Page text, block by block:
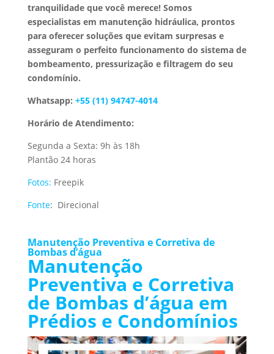
tranquilidade que você merece! Somos
especialistas em manutenção hidráulica, prontos
para oferecer soluções que evitam surpresas e
asseguram o perfeito funcionamento do sistema de
bombeamento, pressurização e filtragem do seu
condomínio.
Whatsapp: +55 (11) 94747-4014
Horário de Atendimento:
Segunda a Sexta: 9h às 18h
Plantão 24 horas
Fotos: Freepik
Fonte: Direcional
Manutenção Preventiva e Corretiva de
Bombas d’água
Manutenção
Preventiva e Corretiva
de Bombas d’água em
Prédios e Condomínios